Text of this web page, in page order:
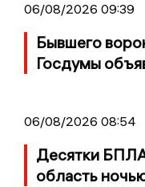
06/08/2026 09:39
Бывшего
Госдумы
06/08/2026 08:54
Десятки
область